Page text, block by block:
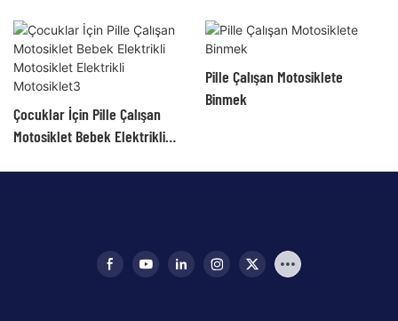
Çocuklar İçin Pille Çalışan
Motosiklet Bebek Elektrikli
Pille Çalışan Motosiklete
Binmek